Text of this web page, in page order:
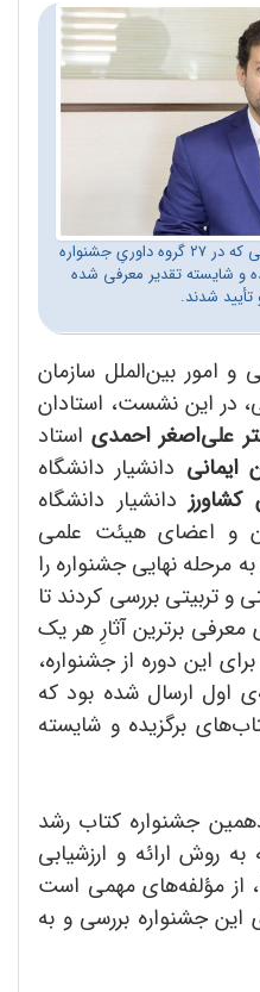
در نشستی یک‌ روزه ۱۰۰ عنوان کتابی که در ۲۷ گروه داوریِ جشنواره‌
و شایسته‌ تقدیر معرفی شده
تأیید شدند.
و امور بین‌الملل سازمان
در این نشست، استادان
علی‌اصغر احمدیاستاد
دانشیار دانشگاه
دانشیار دانشگاه
و اعضای هیئت علمی
مرحله‌‌ نهایی جشنواره را
و تربیتی بررسی کردند تا
برترین آثارِ هر یک
این دوره از جشنواره،
اول ارسال شده بود که
برگزیده و شایسته‌
جشنواره‌ کتاب رشد
روش ارائه و ارزشیابی
از مؤلفه‌های مهمی است
این جشنواره بررسی و به